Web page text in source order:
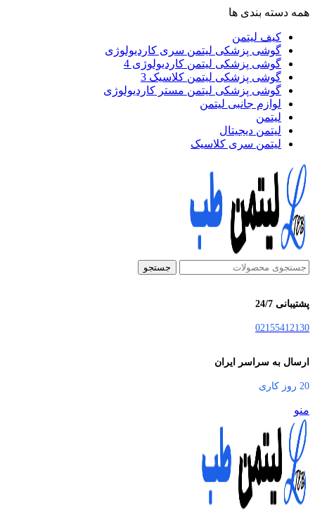
همه دسته بندی ها
کیف لیتمن
گوشی پزشکی لیتمن سری کاردیولوژی
گوشی پزشکی لیتمن کاردیولوژی 4
گوشی پزشکی لیتمن کلاسیک 3
گوشی پزشکی لیتمن مستر کاردیولوژی
لوازم جانبی لیتمن
لیتمن
لیتمن دیجیتال
لیتمن سری کلاسیک
جستجو
پشتیبانی 24/7
02155412130
ارسال به سراسر ایران
20 روز کاری
منو